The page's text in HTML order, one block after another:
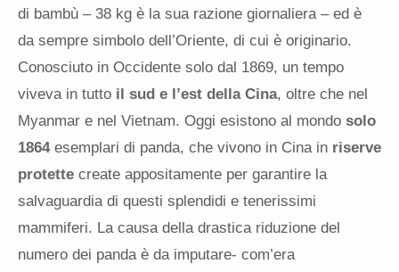
di bambù – 38 kg è la sua razione giornaliera – ed è
da sempre simbolo dell’Oriente, di cui è originario.
Conosciuto in Occidente solo dal 1869, un tempo
viveva in tutto il sud e l’est della Cina, oltre che nel
Myanmar e nel Vietnam. Oggi esistono al mondo solo
1864esemplari di panda, che vivono in Cina in riserve
protette create appositamente per garantire la
salvaguardia di questi splendidi e tenerissimi
mammiferi. La causa della drastica riduzione del
numero dei panda è da imputare- com’era